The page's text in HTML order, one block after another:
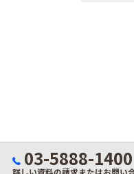
03-5888-1400